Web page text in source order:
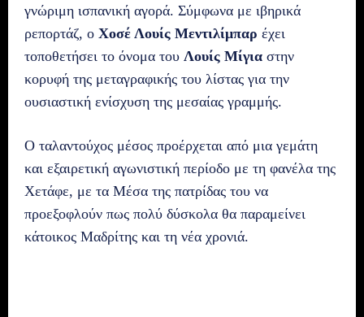
γνώριμη ισπανική αγορά. Σύμφωνα με ιβηρικά
ρεπορτάζ, ο Χοσέ Λουίς Μεντιλίμπαρ έχει
τοποθετήσει το όνομα του Λουίς Μίγια στην
κορυφή της μεταγραφικής του λίστας για την
ουσιαστική ενίσχυση της μεσαίας γραμμής.
Ο ταλαντούχος μέσος προέρχεται από μια γεμάτη
και εξαιρετική αγωνιστική περίοδο με τη φανέλα της
Χετάφε, με τα Μέσα της πατρίδας του να
προεξοφλούν πως πολύ δύσκολα θα παραμείνει
κάτοικος Μαδρίτης και τη νέα χρονιά.